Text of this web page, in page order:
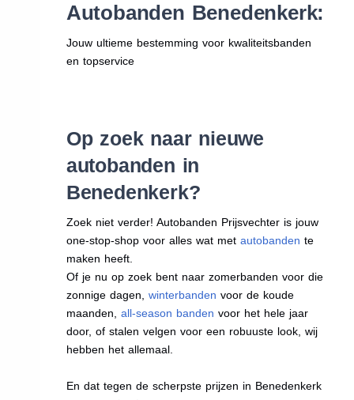
Autobanden Benedenkerk:
Jouw ultieme bestemming voor kwaliteitsbanden
en topservice
Op zoek naar nieuwe
autobanden in
Benedenkerk?
Zoek niet verder! Autobanden Prijsvechter is jouw
one-stop-shop voor alles wat met autobanden te
maken heeft.
Of je nu op zoek bent naar zomerbanden voor die
zonnige dagen, winterbanden voor de koude
maanden, all-season banden voor het hele jaar
door, of stalen velgen voor een robuuste look, wij
hebben het allemaal.
En dat tegen de scherpste prijzen in Benedenkerk